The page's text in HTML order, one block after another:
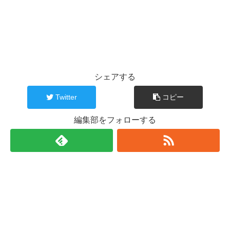
シェアする
Twitter コピー
編集部をフォローする